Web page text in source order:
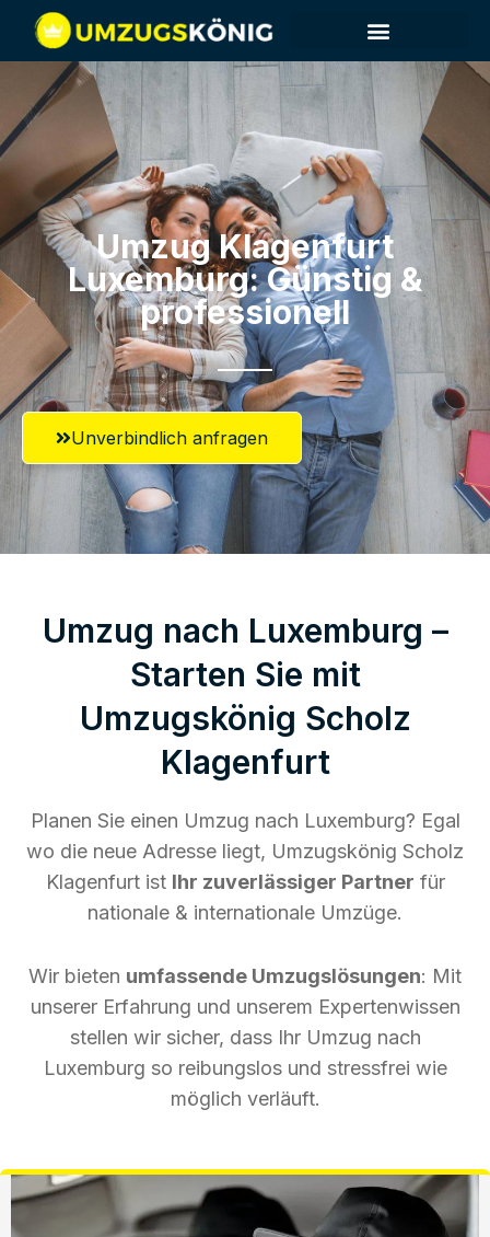
Umzug Klagenfurt​
Luxemburg: Günstig &
professionell​
Unverbindlich anfragen
Umzug nach Luxemburg –
Starten Sie mit
Umzugskönig Scholz
Klagenfurt
Planen Sie einen Umzug nach Luxemburg? Egal
wo die neue Adresse liegt, Umzugskönig Scholz
Klagenfurt ist Ihr zuverlässiger Partner für
nationale & internationale Umzüge.
Wir bieten umfassende Umzugslösungen: Mit
unserer Erfahrung und unserem Expertenwissen
stellen wir sicher, dass Ihr Umzug nach
Luxemburg so reibungslos und stressfrei wie
möglich verläuft.